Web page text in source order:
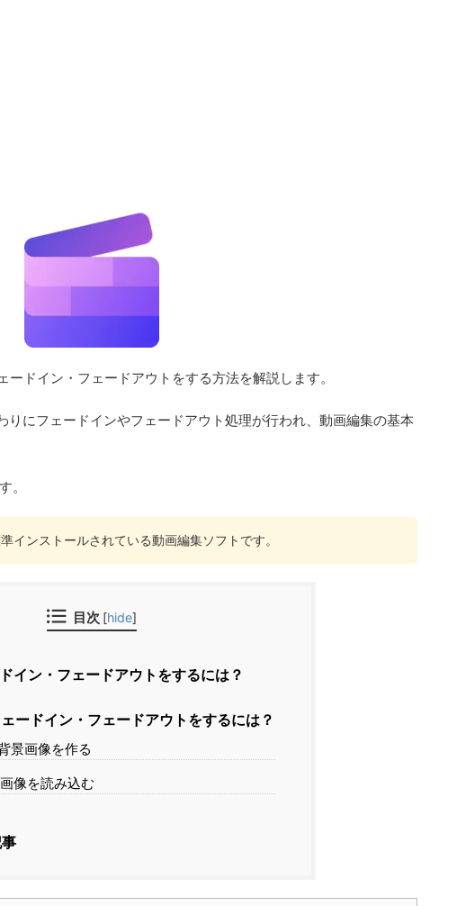
ドイン・フェードアウトをする方法を解説します。
りにフェードインやフェードアウト処理が行われ、動画編集の基本
。
ンストールされている動画編集ソフトです。
目次 [hide]
イン・フェードアウトをするには？
ードイン・フェードアウトをするには？
景画像を作る
像を読み込む